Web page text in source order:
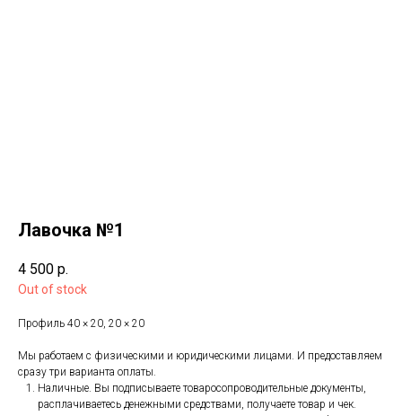
Лавочка №1
4 500 р.
Out of stock
Профиль 40 × 20, 20 × 20
Мы работаем с физическими и юридическими лицами. И предоставляем
сразу три варианта оплаты.
Наличные. Вы подписываете товаросопроводительные документы,
расплачиваетесь денежными средствами, получаете товар и чек.